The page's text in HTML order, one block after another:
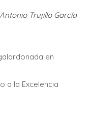
Trujillo García
en
a la Excelencia